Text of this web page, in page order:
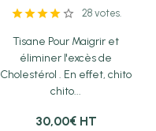
28 votes.
Tisane Pour Maigrir et
éliminer l'excès de
Cholestérol . En effet, chito
chito...
30,00€ HT